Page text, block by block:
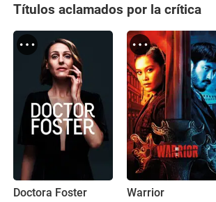
Títulos aclamados por la crítica
Doctora Foster Warrior